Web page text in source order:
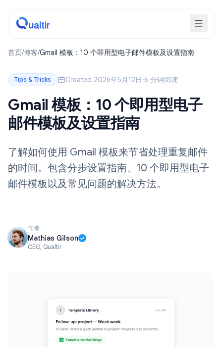
首页/博客/Gmail 模板：10 个即用型电子邮件模板及设置指南
Tips & Tricks Created 2026年5月12日·6 分钟阅读
Gmail 模板：10 个即用型电子
邮件模板及设置指南
了解如何使用 Gmail 模板来节省处理重复邮件
的时间。包含分步设置指南、10 个即用型电子
邮件模板以及常见问题的解决方法。
作者
Mathias Gilson
CEO, Qualtir